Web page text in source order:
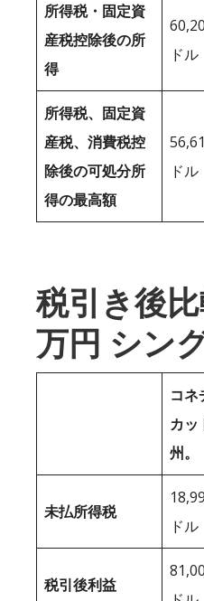
所得税・固定資
産税控除後の所
得
ドル
所得税、固定資
産税、消費税控
除後の可処分所
得の最高額
ドル
税引き後
万円 シン
コネ
カッ
州。
未払所得税
ドル
税引後利益